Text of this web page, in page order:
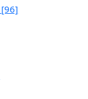
[96]